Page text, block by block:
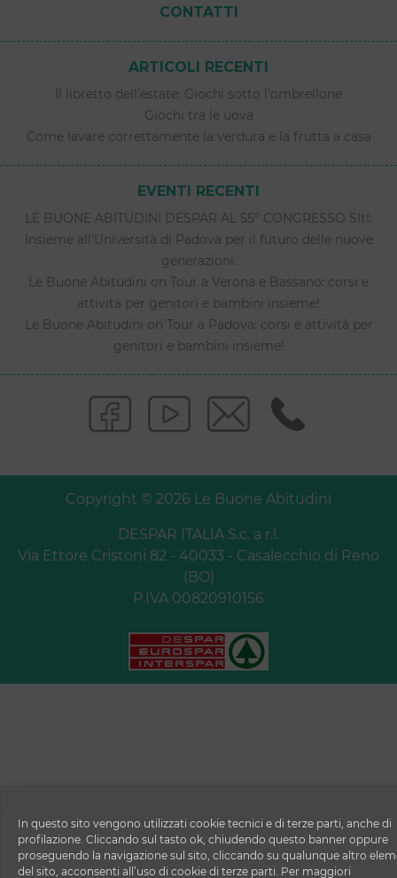
In questo sito vengono utilizzati cookie tecnici e di terze parti, anche di
profilazione. Cliccando sul tasto ok, chiudendo questo banner oppure
proseguendo la navigazione sul sito, cliccando su qualunque altro
del sito, acconsenti all’uso di cookie di terze parti. Per maggiori
CONTATTI
ARTICOLI RECENTI
Il libretto dell’estate: Giochi sotto l’ombrellone
Giochi tra le uova
Come lavare correttamente la verdura e la frutta a casa
EVENTI RECENTI
LE BUONE ABITUDINI DESPAR AL 55° CONGRESSO SItI:
Insieme all’Università di Padova per il futuro delle nuove
generazioni.
Le Buone Abitudini on Tour a Verona e Bassano: corsi e
attività per genitori e bambini insieme!
Le Buone Abitudini on Tour a Padova: corsi e attività per
genitori e bambini insieme!
Copyright © 2026 Le Buone Abitudini
DESPAR ITALIA S.c. a r.l.
Via Ettore Cristoni 82 - 40033 - Casalecchio di Reno
(BO)
P.IVA 00820910156